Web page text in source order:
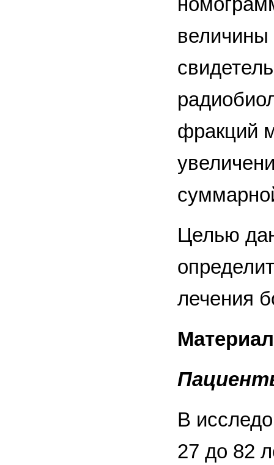
величины
фракций
Целью
лечения
В
27 до 82